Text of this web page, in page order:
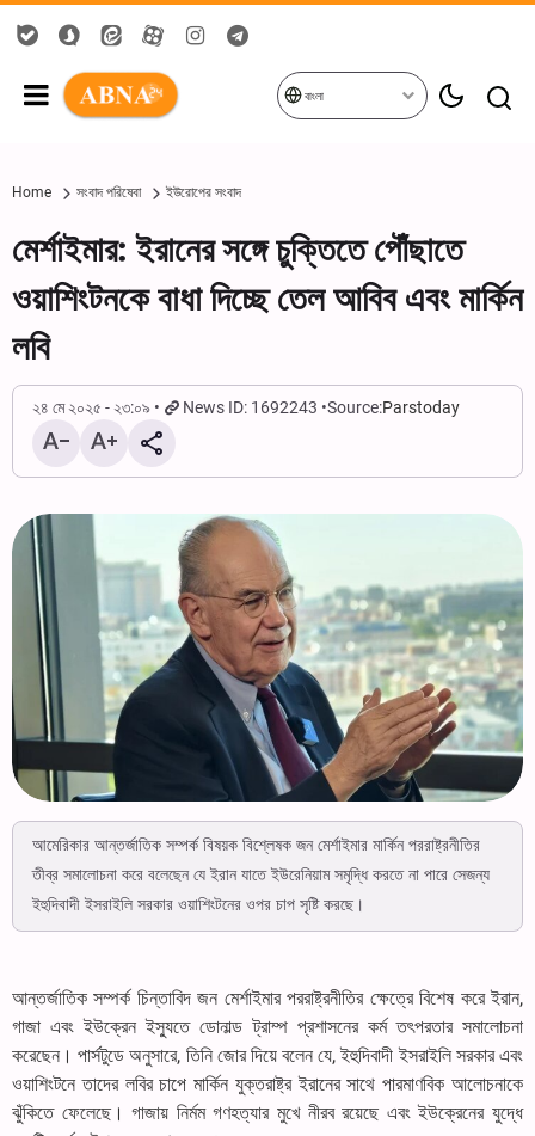
বাংলা
Home সংবাদ পরিষেবা ইউরোপের সংবাদ
মের্শাইমার: ইরানের সঙ্গে চুক্তিতে পৌঁছাতে
ওয়াশিংটনকে বাধা দিচ্ছে তেল আবিব এবং মার্কিন
লবি
২৪ মে ২০২৫ - ২৩:০৯ News ID: 1692243 Source:Parstoday
আমেরিকার আন্তর্জাতিক সম্পর্ক বিষয়ক বিশ্লেষক জন মের্শাইমার মার্কিন পররাষ্ট্রনীতির
তীব্র সমালোচনা করে বলেছেন যে ইরান যাতে ইউরেনিয়াম সমৃদ্ধি করতে না পারে সেজন্য
ইহুদিবাদী ইসরাইলি সরকার ওয়াশিংটনের ওপর চাপ সৃষ্টি করছে।
আন্তর্জাতিক সম্পর্ক চিন্তাবিদ জন মের্শাইমার পররাষ্ট্রনীতির ক্ষেত্রে বিশেষ করে ইরান,
গাজা এবং ইউক্রেন ইস্যুতে ডোনাল্ড ট্রাম্প প্রশাসনের কর্ম তৎপরতার সমালোচনা
করেছেন। পার্সটুডে অনুসারে, তিনি জোর দিয়ে বলেন যে, ইহুদিবাদী ইসরাইলি সরকার এবং
ওয়াশিংটনে তাদের লবির চাপে মার্কিন যুক্তরাষ্ট্র ইরানের সাথে পারমাণবিক আলোচনাকে
ঝুঁকিতে ফেলেছে। গাজায় নির্মম গণহত্যার মুখে নীরব রয়েছে এবং ইউক্রেনের যুদ্ধে